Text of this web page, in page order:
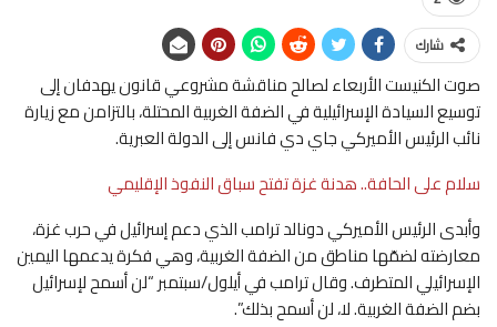
شارك
صوت الكنيست الأربعاء لصالح مناقشة مشروعي قانون يهدفان إلى
توسيع السيادة الإسرائيلية في الضفة الغربية المحتلة، بالتزامن مع زيارة
نائب الرئيس الأميركي جاي دي فانس إلى الدولة العبرية.
سلام على الحافة.. هدنة غزة تفتح سباق النفوذ الإقليمي
وأبدى الرئيس الأميركي دونالد ترامب الذي دعم إسرائيل في حرب غزة،
معارضته لضمّها مناطق من الضفة الغربية، وهي فكرة يدعمها اليمين
الإسرائيلي المتطرف. وقال ترامب في أيلول/سبتمبر “لن أسمح لإسرائيل
بضم الضفة الغربية. لا، لن أسمح بذلك”.